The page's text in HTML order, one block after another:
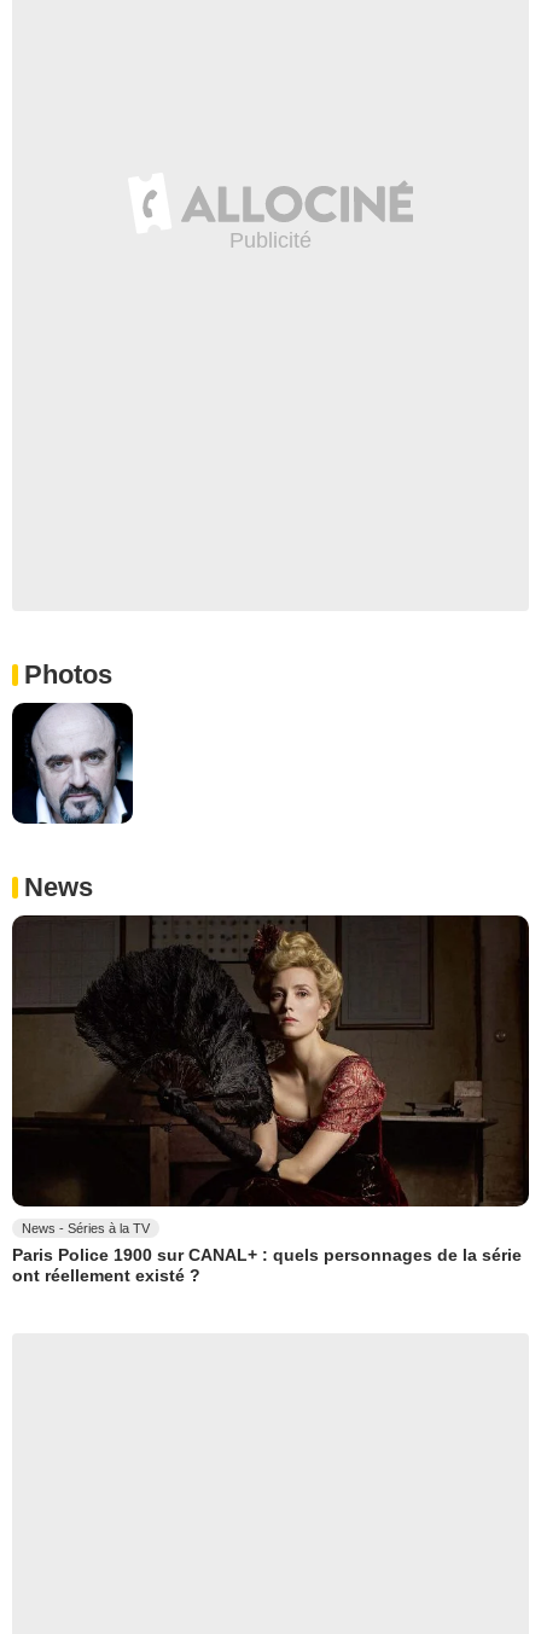
Photos
News
News - Séries à la TV
Paris Police 1900 sur CANAL+ : quels personnages de la série
ont réellement existé ?